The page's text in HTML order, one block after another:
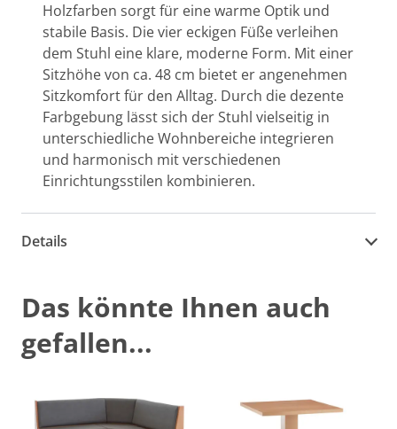
Holzfarben sorgt für eine warme Optik und
stabile Basis. Die vier eckigen Füße verleihen
dem Stuhl eine klare, moderne Form. Mit einer
Sitzhöhe von ca. 48 cm bietet er angenehmen
Sitzkomfort für den Alltag. Durch die dezente
Farbgebung lässt sich der Stuhl vielseitig in
unterschiedliche Wohnbereiche integrieren
und harmonisch mit verschiedenen
Einrichtungsstilen kombinieren.
Details
Das könnte Ihnen auch
gefallen...